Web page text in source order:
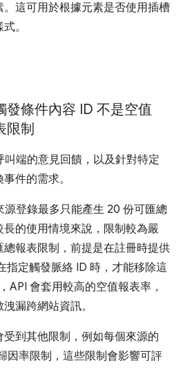
這可用於根據元素是否使用插槽
。
發條件內容 ID 不是空值
限制
叫端的意見回饋，以及針對特定
件的需求。
源登錄最多只能產生 20 份可匯總
的使用情境來說，限制較為嚴
報表限制，前提是在註冊時提供
指定觸發脈絡 ID 時，才能移除這
API 會套用較高的空值報表率，
漏跨網站資訊。
到其他限制，例如每個來源的
因率限制，這些限制會影響可評